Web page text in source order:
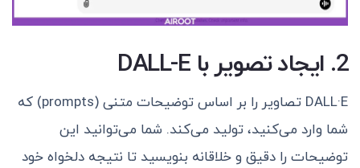
2. ایجاد تصویر با DALL-E
DALL·E تصاویر را بر اساس توضیحات متنی (prompts) که
شما وارد می‌کنید، تولید می‌کند. شما می‌توانید این
توضیحات را دقیق و خلاقانه بنویسید تا نتیجه دلخواه خود